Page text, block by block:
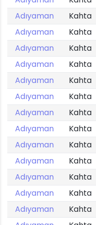
Adıyaman
Kahta
Adıyaman
Kahta
Adıyaman
Kahta
Adıyaman
Kahta
Adıyaman
Kahta
Adıyaman
Kahta
Adıyaman
Kahta
Adıyaman
Kahta
Adıyaman
Kahta
Adıyaman
Kahta
Adıyaman
Kahta
Adıyaman
Kahta
Adıyaman
Kahta